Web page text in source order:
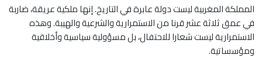
المملكة المغربية ليست دولة عابرة في التاريخ. إنها ملكية عريقة، ضاربة
في عمق ثلاثة عشر قرنا من الاستمرارية والشرعية ‏والهيبة. وهذه
الاستمرارية ليست شعارا للاحتفال، بل مسؤولية سياسية وأخلاقية
ومؤسساتية.‏